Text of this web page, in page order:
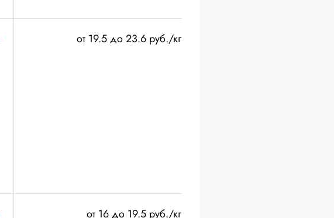
от 19.5 до 23.6 руб./кг
от 16 до 19.5 руб./кг